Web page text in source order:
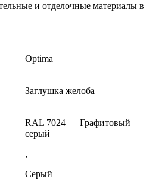
и отделочные материалы в
Optima
Заглушка желоба
RAL 7024 — Графитовый
серый
,
Серый